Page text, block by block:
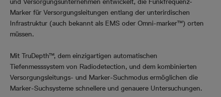
Marker für Versorgungsleitungen entlang der unterirdischen
Infrastruktur (auch bekannt als EMS oder Omni-marker™) orten
müssen.
Mit TruDepth™, dem einzigartigen automatischen
Tiefenmesssystem von Radiodetection, und dem kombinierten
Versorgungsleitungs- und Marker-Suchmodus ermöglichen die
Marker-Suchsysteme schnellere und genauere Untersuchungen.